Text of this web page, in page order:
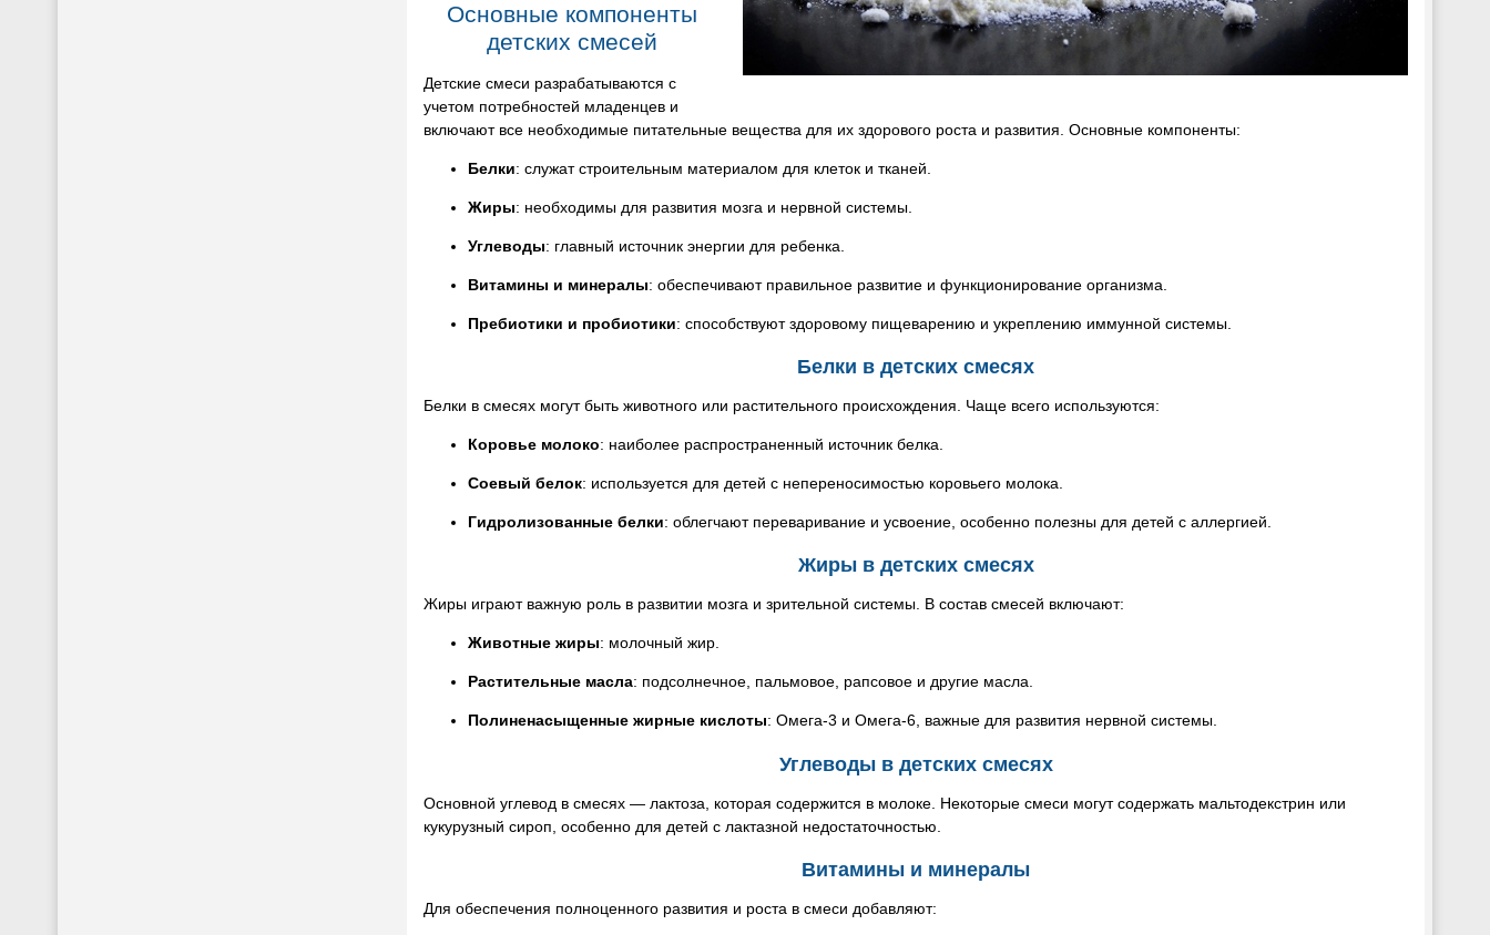
Основные компоненты
детских смесей
Детские смеси разрабатываются с
учетом потребностей младенцев и
включают все необходимые питательные вещества для их здорового роста и развития. Основные компоненты:
Белки: служат строительным материалом для клеток и тканей.
Жиры: необходимы для развития мозга и нервной системы.
Углеводы: главный источник энергии для ребенка.
Витамины и минералы: обеспечивают правильное развитие и функционирование организма.
Пребиотики и пробиотики: способствуют здоровому пищеварению и укреплению иммунной системы.
Белки в детских смесях
Белки в смесях могут быть животного или растительного происхождения. Чаще всего используются:
Коровье молоко: наиболее распространенный источник белка.
Соевый белок: используется для детей с непереносимостью коровьего молока.
Гидролизованные белки: облегчают переваривание и усвоение, особенно полезны для детей с аллергией.
Жиры в детских смесях
Жиры играют важную роль в развитии мозга и зрительной системы. В состав смесей включают:
Животные жиры: молочный жир.
Растительные масла: подсолнечное, пальмовое, рапсовое и другие масла.
Полиненасыщенные жирные кислоты: Омега-3 и Омега-6, важные для развития нервной системы.
Углеводы в детских смесях
Основной углевод в смесях — лактоза, которая содержится в молоке. Некоторые смеси могут содержать мальтодекстрин или
кукурузный сироп, особенно для детей с лактазной недостаточностью.
Витамины и минералы
Для обеспечения полноценного развития и роста в смеси добавляют: